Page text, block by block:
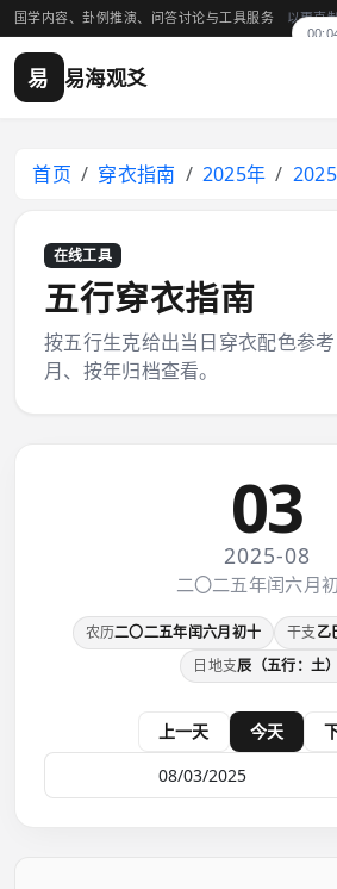
国学内容、卦例推演、问答讨论与工具服务 以更克
易 易海观爻
首页 穿衣指南 2025年
在线工具
五行穿衣指南
按五行生克给出当日穿衣配色参
月、按年归档查看。
03
2025-08
二〇二五年闰六月
农历二〇二五年闰六月初十 干支乙
日地支辰（五行：土）
上一天 今天